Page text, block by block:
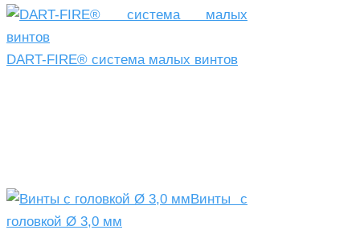
DART-FIRE® система малых винтов
Винты с
головкой Ø 3,0 мм